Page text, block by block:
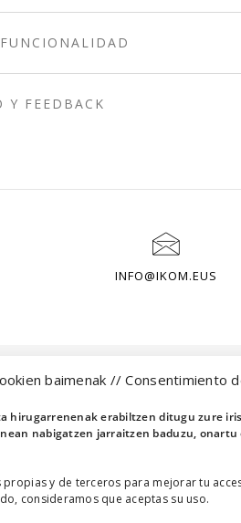
baimenak // Consentimiento
hirugarrenenak erabiltzen ditugu zure
nabigatzen jarraitzen baduzu,
y de terceros para mejorar tu
consideramos que aceptas su uso.
Y FEEDBACK
INFO@IKOM.EUS